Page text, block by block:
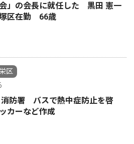
」の会長に就任した 黒田 憲一
区在勤 66歳
区
消防署 バスで熱中症防止を啓
カーなど作成